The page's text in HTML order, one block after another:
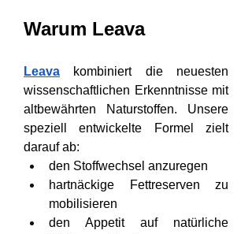
Warum Leava
Leava kombiniert die neuesten
wissenschaftlichen Erkenntnisse mit
altbewährten Naturstoffen. Unsere
speziell entwickelte Formel zielt
darauf ab:
den Stoffwechsel anzuregen
hartnäckige Fettreserven zu
mobilisieren
den Appetit auf natürliche